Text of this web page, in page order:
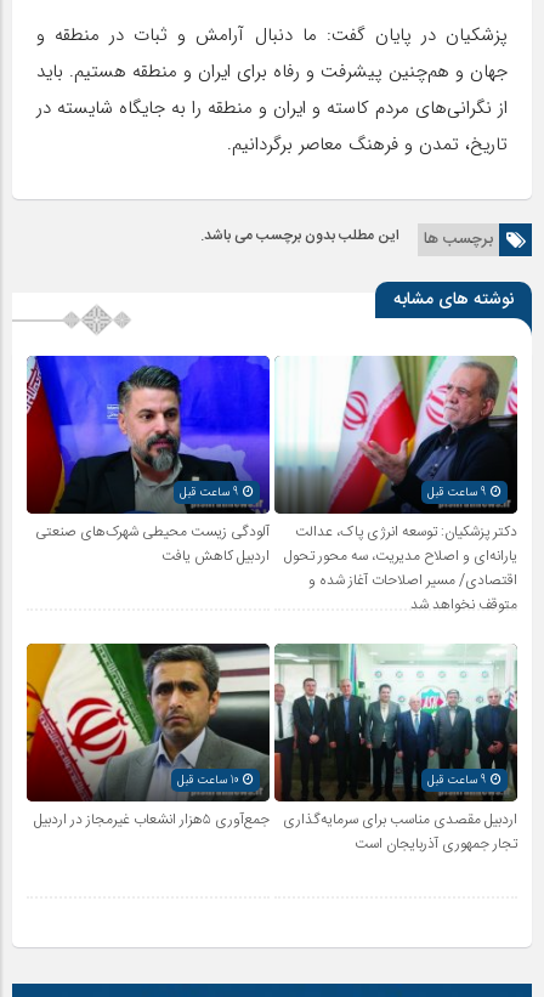
پزشکیان در پایان گفت: ما دنبال آرامش و ثبات در منطقه و
جهان و هم‌چنین پیشرفت و رفاه برای ایران و منطقه هستیم. باید
از نگرانی‌های مردم کاسته و ایران و منطقه را به جایگاه شایسته در
تاریخ، تمدن و فرهنگ معاصر برگردانیم.
برچسب ها این مطلب بدون برچسب می باشد.
نوشته های مشابه
دکتر پزشکیان: توسعه انرژی پاک، عدالت
یارانه‌ای و اصلاح مدیریت، سه محور تحول
اقتصادی/ مسیر اصلاحات آغاز شده و
متوقف نخواهد شد
آلودگی زیست محیطی شهرک‌های صنعتی
اردبیل کاهش یافت
اردبیل مقصدی مناسب برای سرمایه‌گذاری
تجار جمهوری آذربایجان است
جمع‌آوری ۵هزار انشعاب غیرمجاز در اردبیل